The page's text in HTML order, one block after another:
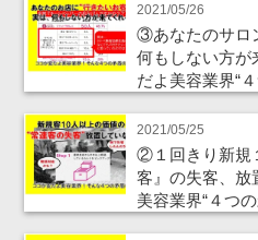
2021/05/26
③あなたのサロ
何もしない方が
だよ美容業界“
2021/05/25
②１回きり新規
客』の失客、放
美容業界“４つ